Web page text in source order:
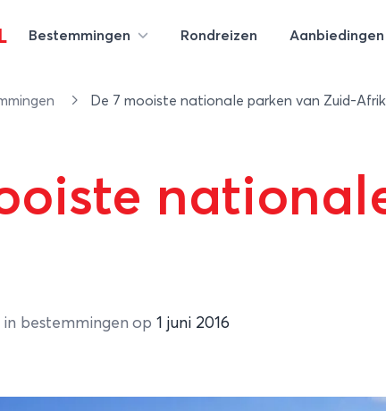
Bestemmingen Rondreizen Aanbiedingen
De 7 mooiste nationale parken van Zuid-
in bestemmingen op 1 juni 2016